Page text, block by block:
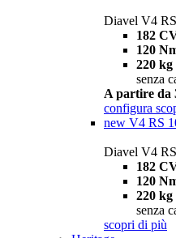
Diavel V4 RS
182
120
220 kg
senza
A partire da
configura
new V4 RS
Diavel V4
182
120
220 kg
senza
scopri di più